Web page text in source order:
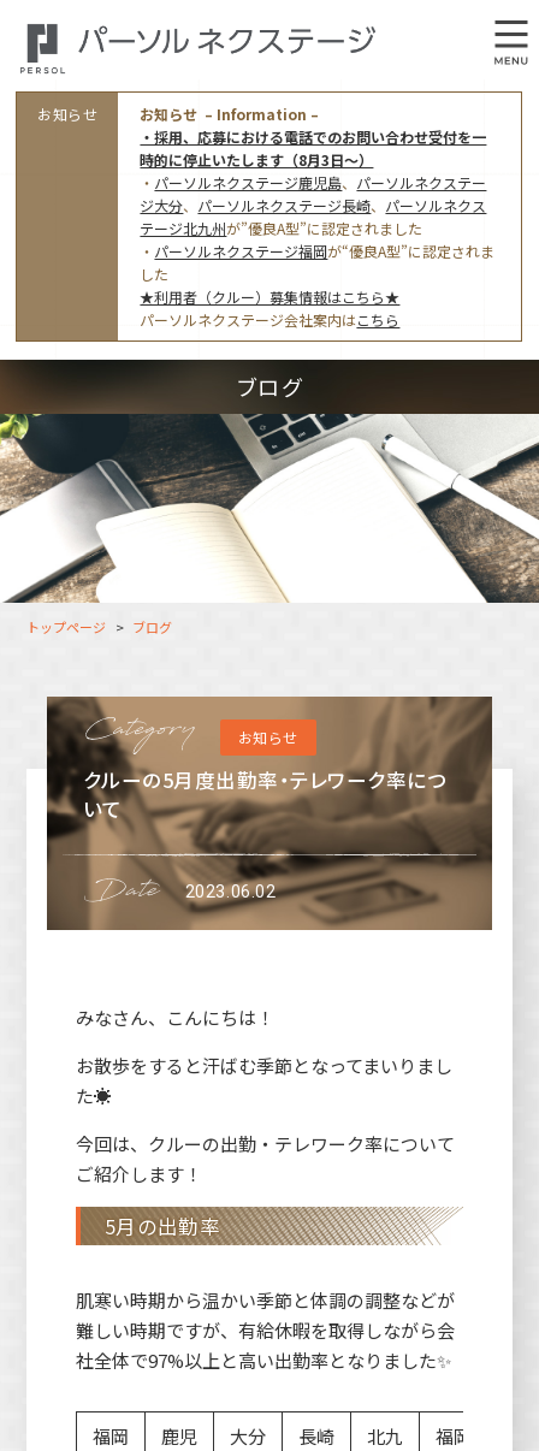
オフィス案内・アクセス
アクセストップ
東京オフィス
福岡オフィス
鹿児島オフィス
大分オフィス
長崎オフィス
福岡コネクトオフィス
松山オフィス
広島オフィス
高松オフィス
事業モデルと仕事内容
ワークスタイル
指定就労継続支援Ａ型事業所にかかる情報公表
採用情報トップ
利用者（クルー）募集
支援スタッフ（タレント） 募集
利用者（クルー）データ
お知らせ
お知らせ – Information –
・採用、応募における電話でのお問い合わせ受付を一
時的に停止いたします（8月3日～）
・ パーソルネクステージ鹿児島、 パーソルネクステー
ジ大分、 パーソルネクステージ長崎、 パーソルネクス
テージ北九州が”優良A型”に認定されました
・ パーソルネクステージ福岡が“優良A型”に認定されま
した
★利用者（クルー）募集情報はこちら★
パーソルネクステージ会社案内はこちら
ブログ
トップページ ブログ
お知らせ
クルーの5月度出勤率・テレワーク率につ
いて
2023.06.02
みなさん、こんにちは！
お散歩をすると汗ばむ季節となってまいりまし
た☀
今回は、クルーの出勤・テレワーク率について
ご紹介します！
5月の出勤率
肌寒い時期から温かい季節と体調の調整などが
難しい時期ですが、有給休暇を取得しながら会
社全体で97%以上と高い出勤率となりました✨
福岡
鹿児
大分
長崎
北九
福岡